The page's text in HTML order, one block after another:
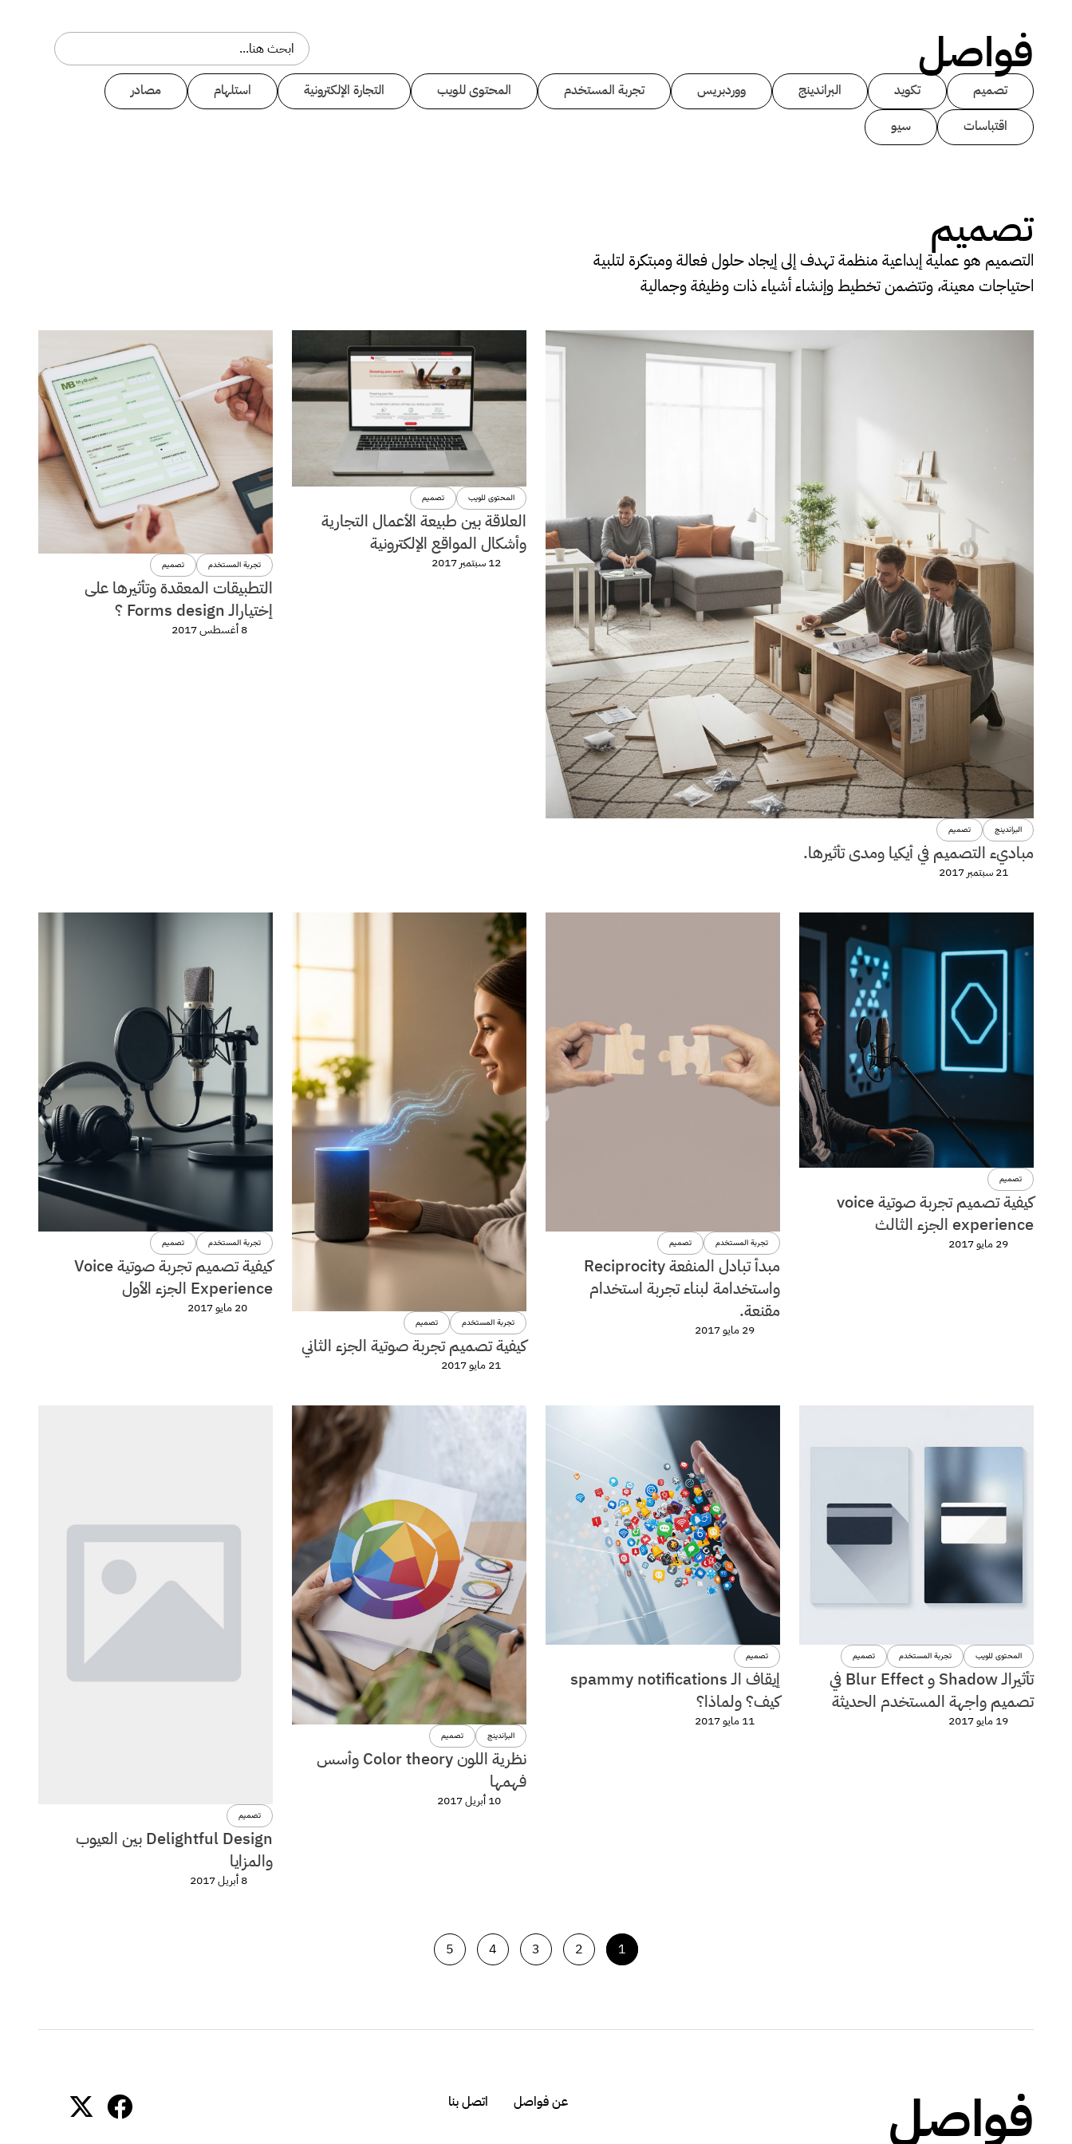
فواصل
تصميم تكويد البراندينج ووردبريس تجربة المستخدم المحتوى للويب التجارة الإلكترونية استلهام
مصادر
اقتباسات
سيو
تصميم
التصميم هو عملية إبداعية منظمة تهدف إلى إيجاد حلول فعالة ومبتكرة لتلبية
احتياجات معينة، وتتضمن تخطيط وإنشاء أشياء ذات وظيفة وجمالية
البراندينج تصميم
مباديء التصميم في أيكيا ومدى تأثيرها.
21 سبتمبر 2017
المحتوى للويب تصميم
العلاقة بين طبيعة الأعمال التجارية
وأشكال المواقع الإلكترونية
12 سبتمبر 2017 تجربة المستخدم تصميم
التطبيقات المعقدة وتأثيرها على
إختيارالـ Forms design ؟
8 أغسطس 2017
تصميم
كيفية تصميم تجربة صوتية voice
experience الجزء الثالث
29 مايو 2017 تجربة المستخدم تصميم
مبدأ تبادل المنفعة Reciprocity
واستخدامة لبناء تجربة استخدام
مقنعة.
29 مايو 2017 تجربة المستخدم تصميم
كيفية تصميم تجربة صوتية الجزء الثاني
21 مايو 2017
تجربة المستخدم تصميم
كيفية تصميم تجربة صوتية Voice
Experience الجزء الأول
20 مايو 2017
المحتوى للويب تجربة المستخدم تصميم
تأثيرالـ Shadow و Blur Effect في
تصميم واجهة المستخدم الحديثة
19 مايو 2017
تصميم
إيقاف الـ spammy notifications
كيف؟ ولماذا؟
11 مايو 2017
البراندينج تصميم
نظرية اللون Color theory وأسس
فهمها
10 أبريل 2017
تصميم
Delightful Design بين العيوب
والمزايا
8 أبريل 2017
1
2
3
4
5
فواصل عن فواصل اتصل بنا